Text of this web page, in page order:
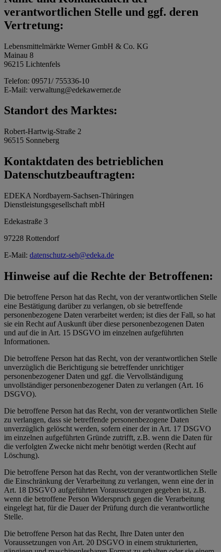
verantwortlichen Stelle und ggf. deren
Vertretung:
Lebensmittelmärkte Werner GmbH & Co. KG
Mainau 8
96215 Lichtenfels
Telefon: 09571/ 755336-10
E-Mail: verwaltung@edekawerner.de
Standort des Marktes:
Robert-Hartwig-Straße 2
96515 Sonneberg
Kontaktdaten des betrieblichen
Datenschutzbeauftragten:
EDEKA Nordbayern-Sachsen-Thüringen
Dienstleistungsgesellschaft mbH
Edekastraße 3
97228 Rottendorf
E-Mail: datenschutz-seh@edeka.de
Hinweise auf die Rechte der Betroffenen:
Die betroffene Person hat das Recht, von der verantwortlichen Stelle
eine Bestätigung darüber zu verlangen, ob sie betreffende
personenbezogene Daten verarbeitet werden; ist dies der Fall, so hat
sie ein Recht auf Auskunft über diese personenbezogenen Daten
und auf die in Art. 15 DSGVO im einzelnen aufgeführten
Informationen.
Die betroffene Person hat das Recht, von der verantwortlichen Stelle
unverzüglich die Berichtigung sie betreffender unrichtiger
personenbezogener Daten und ggf. die Vervollständigung
unvollständiger personenbezogener Daten zu verlangen (Art. 16
DSGVO).
Die betroffene Person hat das Recht, von der verantwortlichen Stelle
zu verlangen, dass sie betreffende personenbezogene Daten
unverzüglich gelöscht werden, sofern einer der in Art. 17 DSGVO
im einzelnen aufgeführten Gründe zutrifft, z.B. wenn die Daten für
die verfolgten Zwecke nicht mehr benötigt werden (Recht auf
Löschung).
Die betroffene Person hat das Recht, von der verantwortlichen Stelle
die Einschränkung der Verarbeitung zu verlangen, wenn eine der in
Art. 18 DSGVO aufgeführten Voraussetzungen gegeben ist, z.B.
wenn die betroffene Person Widerspruch gegen die Verarbeitung
eingelegt hat, für die Dauer der Prüfung durch die verantwortliche
Stelle.
Die betroffene Person hat das Recht, Ihre Daten unter den
Voraussetzungen von Art. 20 DSGVO in einem strukturierten,